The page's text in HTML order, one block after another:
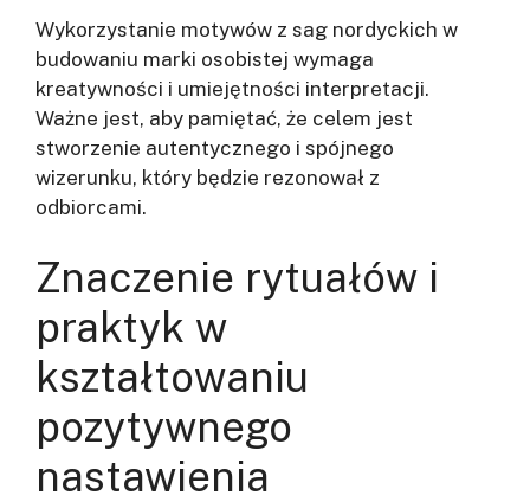
Wykorzystanie motywów z sag nordyckich w
budowaniu marki osobistej wymaga
kreatywności i umiejętności interpretacji.
Ważne jest, aby pamiętać, że celem jest
stworzenie autentycznego i spójnego
wizerunku, który będzie rezonował z
odbiorcami.
Znaczenie rytuałów i
praktyk w
kształtowaniu
pozytywnego
nastawienia